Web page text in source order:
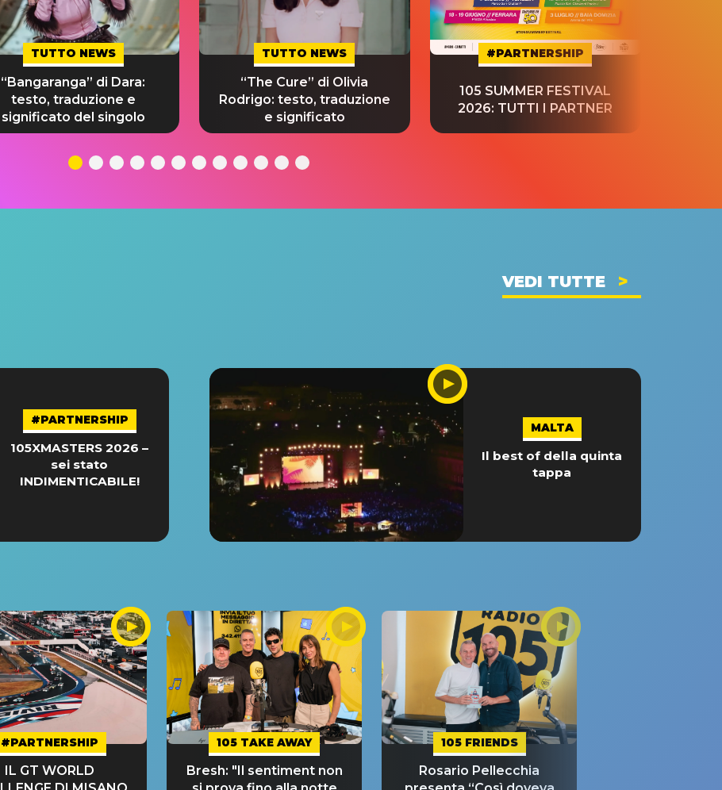
TUTTO NEWS
“Bangaranga” di Dara:
testo, traduzione e
significato del singolo
TUTTO NEWS
“The Cure” di Olivia
Rodrigo: testo, traduzione
e significato
#PARTNERSHIP
105 SUMMER FESTIVAL
2026: TUTTI I PARTNER
VEDI TUTTE
#PARTNERSHIP
105XMASTERS 2026 –
sei stato
INDIMENTICABILE!
MALTA
Il best of della quinta
tappa
#PARTNERSHIP
IL GT WORLD
105 TAKE AWAY
Bresh: "Il sentiment non
105 FRIENDS
Rosario Pellecchia